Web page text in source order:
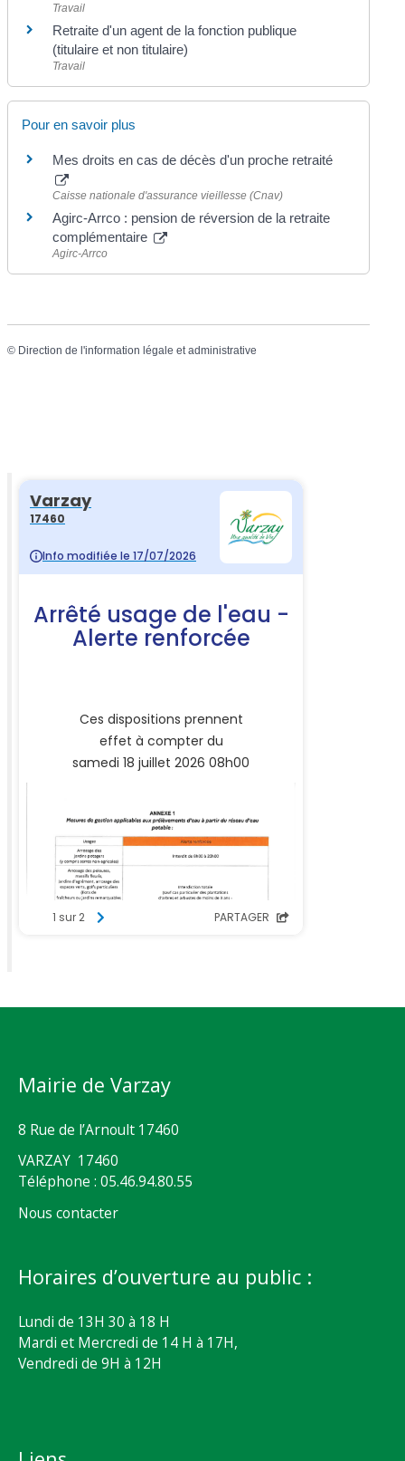
Travail
Retraite d'un agent de la fonction publique
(titulaire et non titulaire)
Travail
Pour en savoir plus
Mes droits en cas de décès d'un proche retraité
Caisse nationale d'assurance vieillesse (Cnav)
Agirc-Arrco : pension de réversion de la retraite
complémentaire
Agirc-Arrco
© Direction de l'information légale et administrative
Mairie de Varzay
8 Rue de l’Arnoult 17460
VARZAY 17460
Téléphone : 05.46.94.80.55
Nous contacter
Horaires d’ouverture au public :
Lundi de 13H 30 à 18 H
Mardi et Mercredi de 14 H à 17H,
Vendredi de 9H à 12H